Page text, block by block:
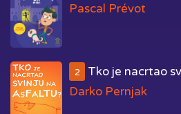
Pascal Prévot
2
Tko je nacrtao
Darko Pernjak